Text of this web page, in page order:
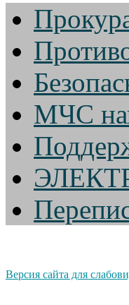
МЧС
Версия сайта для